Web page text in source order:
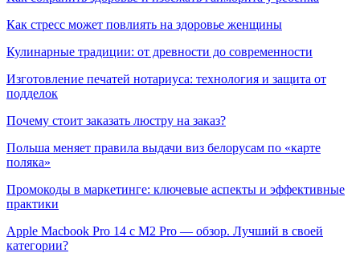
Как стресс может повлиять на здоровье женщины
Кулинарные традиции: от древности до современности
Изготовление печатей нотариуса: технология и защита от
подделок
Почему стоит заказать люстру на заказ?
Польша меняет правила выдачи виз белорусам по «карте
поляка»
Промокоды в маркетинге: ключевые аспекты и эффективные
практики
Apple Macbook Pro 14 с M2 Pro — обзор. Лучший в своей
категории?